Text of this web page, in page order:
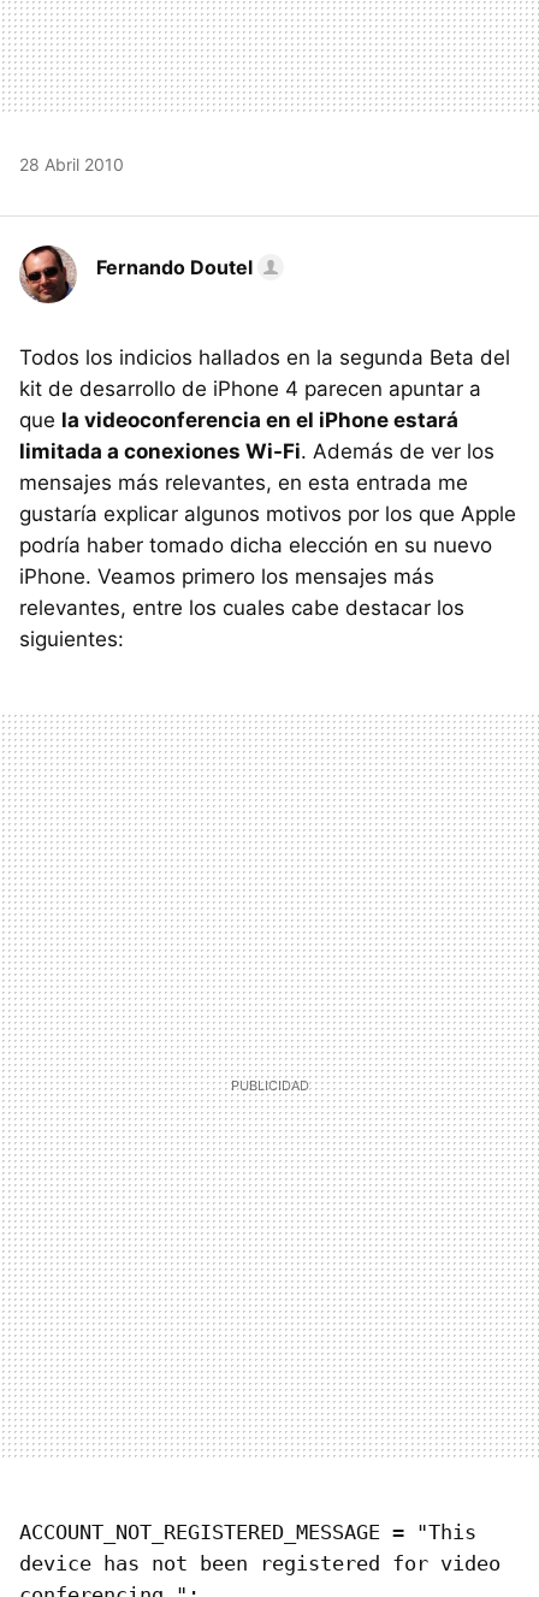
28 Abril 2010
Fernando Doutel
Todos los indicios hallados en la segunda Beta del
kit de desarrollo de iPhone 4 parecen apuntar a
que la videoconferencia en el iPhone estará
limitada a conexiones Wi-Fi. Además de ver los
mensajes más relevantes, en esta entrada me
gustaría explicar algunos motivos por los que Apple
podría haber tomado dicha elección en su nuevo
iPhone. Veamos primero los mensajes más
relevantes, entre los cuales cabe destacar los
siguientes:
ACCOUNT_NOT_REGISTERED_MESSAGE = "This
device has not been registered for video